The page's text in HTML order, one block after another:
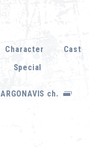
Character Cast
Special
ARGONAVIS ch.